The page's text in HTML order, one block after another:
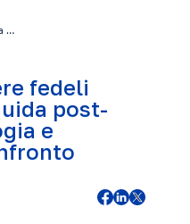
…
fedeli
post-
e